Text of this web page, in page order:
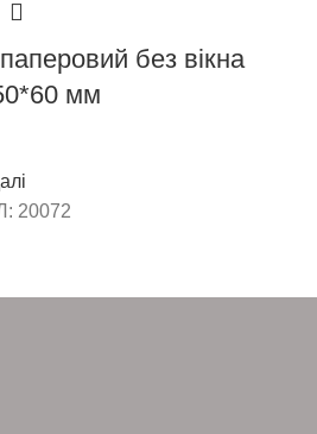
без вікна
мм
20072